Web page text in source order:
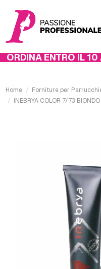
ENTRO IL 10
Home Forniture per
INEBRYA COLOR 7/73